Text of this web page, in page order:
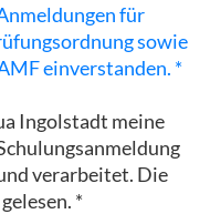
für
sowie
einverstanden. *
Ingolstadt meine
verarbeitet. Die
*